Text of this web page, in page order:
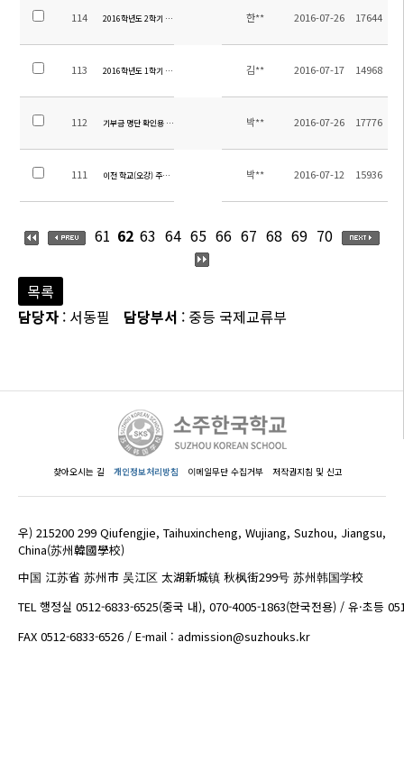
114 2016학년도 2학기 중고등부 교과서 목록 안내한** 2016-07-26 17644
113 2016학년도 1학기 학교 만족도 조사 결과 김** 2016-07-17 14968
112 기부금 명단 확인용 공지(2011년~2016년 7월 26일까지)
박** 2016-07-26 17776
111 이전 학교(오강) 주소 안내 박** 2016-07-12 15936
61 62 63 64 65 66 67 68 69 70
목록
담당자 : 서동필 담당부서 : 중등 국제교류부
찾아오시는 길 개인정보처리방침 이메일무단 수집거부 저작권지침 및 신고
우) 215200 299 Qiufengjie, Taihuxincheng, Wujiang, Suzhou, Jiangsu,
China(苏州韓國學校)
中国 江苏省 苏州市 吴江区 太湖新城镇 秋枫街299号 苏州韩国学校
TEL 행정실 0512-6833-6525(중국 내), 070-4005-1863(한국전용) / 유·초등
FAX 0512-6833-6526 / E-mail : admission@suzhouks.kr